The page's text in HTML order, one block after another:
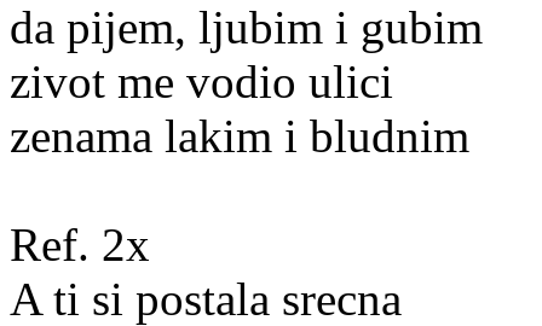
da pijem, ljubim i gubim
zivot me vodio ulici
zenama lakim i bludnim
Ref. 2x
A ti si postala srecna